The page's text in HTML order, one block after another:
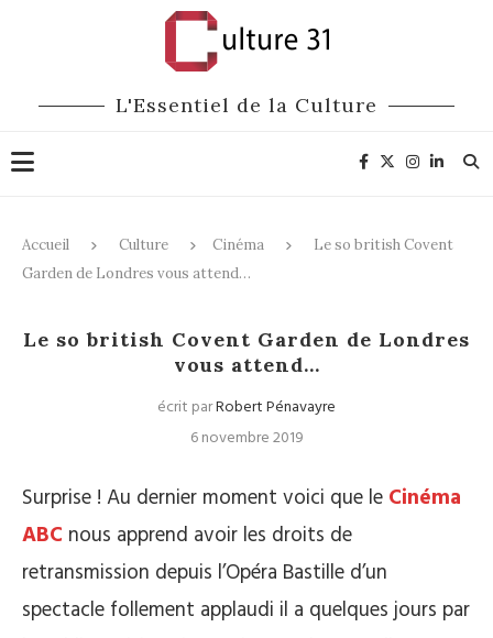
L'Essentiel de la Culture
Accueil Culture Cinéma
Le so british Covent
Garden de Londres vous attend…
Le so british Covent Garden de Londres
vous attend…
écrit parRobert Pénavayre
6 novembre 2019
Surprise ! Au dernier moment voici que le Cinéma
ABC nous apprend avoir les droits de
retransmission depuis l’Opéra Bastille d’un
spectacle follement applaudi il a quelques jours par